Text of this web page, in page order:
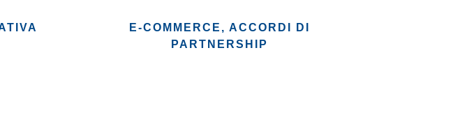
E-COMMERCE, ACCORDI DI
PARTNERSHIP